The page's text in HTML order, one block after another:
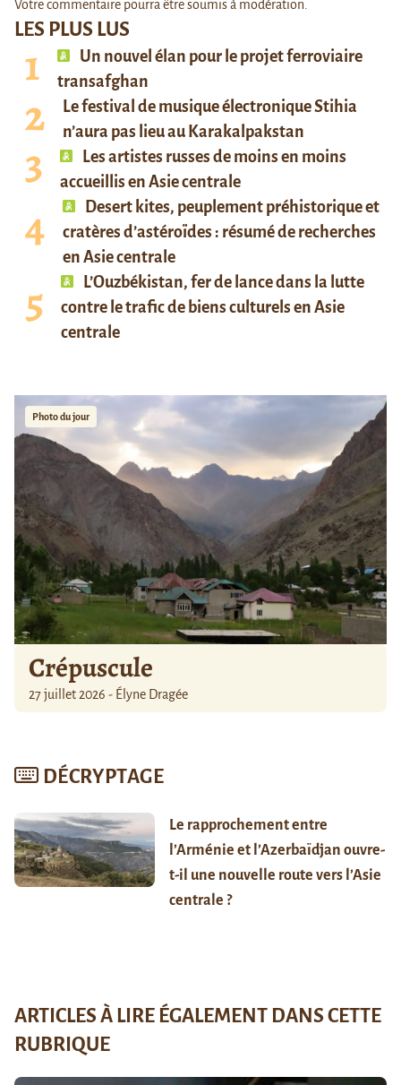
LES PLUS LUS
Un nouvel élan pour le projet ferroviaire
transafghan
Le festival de musique électronique Stihia
n’aura pas lieu au Karakalpakstan
Les artistes russes de moins en moins
accueillis en Asie centrale
Desert kites, peuplement préhistorique et
cratères d’astéroïdes : résumé de recherches
en Asie centrale
L’Ouzbékistan, fer de lance dans la lutte
contre le trafic de biens culturels en Asie
centrale
Photo du jour
Crépuscule
27 juillet 2026 - Élyne Dragée
DÉCRYPTAGE
Le rapprochement entre
l’Arménie et l’Azerbaïdjan ouvre-
t-il une nouvelle route vers l’Asie
centrale ?
Votre commentaire pourra être soumis à modération.
ARTICLES À LIRE ÉGALEMENT DANS CETTE
RUBRIQUE